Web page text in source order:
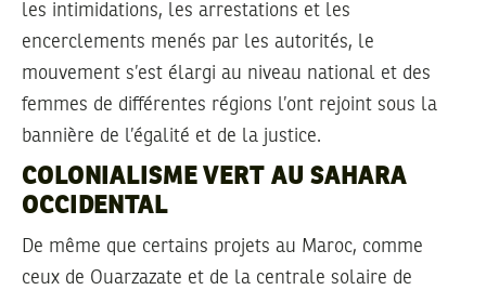
les intimidations, les arrestations et les
encerclements menés par les autorités, le
mouvement s’est élargi au niveau national et des
femmes de différentes régions l’ont rejoint sous la
bannière de l’égalité et de la justice.
COLONIALISME VERT AU SAHARA
OCCIDENTAL
De même que certains projets au Maroc, comme
ceux de Ouarzazate et de la centrale solaire de